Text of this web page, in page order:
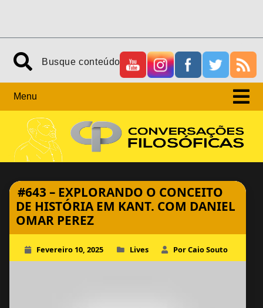
Search
Menu
#643 – EXPLORANDO O CONCEITO
DE HISTÓRIA EM KANT. COM DANIEL
OMAR PEREZ
Fevereiro 10, 2025 Lives Por Caio Souto